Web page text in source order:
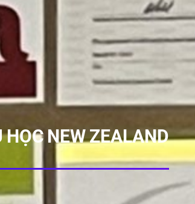
NEW ZEALAND